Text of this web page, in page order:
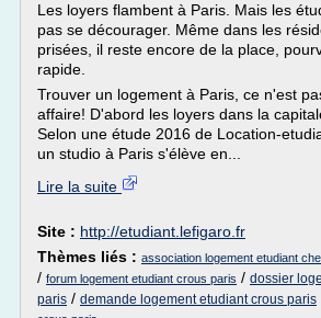
Les loyers flambent à Paris. Mais les
pas se décourager. Même dans les
prisées, il reste encore de la place,
rapide.
Trouver un logement à Paris, ce n'est
affaire! D'abord les loyers dans la
Selon une étude 2016 de Location-
un studio à Paris s'élève en...
Lire la suite
Site : http://etudiant.lefigaro.fr
Thèmes liés : association logement etudiant
/ forum logement etudiant crous paris / dossier
paris / demande logement etudiant crous paris